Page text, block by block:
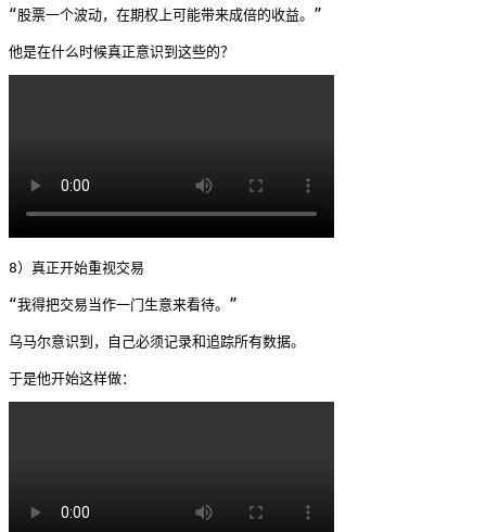
“股票一个波动，在期权上可能带来成倍的收益。”
他是在什么时候真正意识到这些的？
8）真正开始重视交易
“我得把交易当作一门生意来看待。”
乌马尔意识到，自己必须记录和追踪所有数据。
于是他开始这样做：